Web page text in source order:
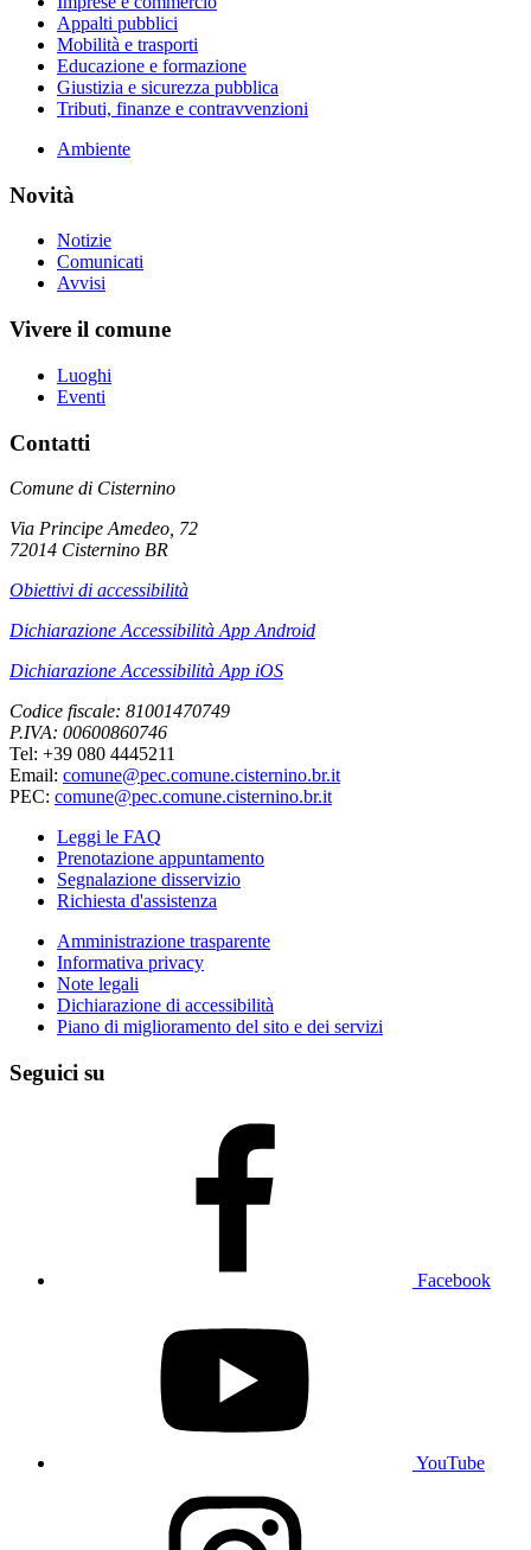
Appalti pubblici
Mobilità e trasporti
Educazione e formazione
Giustizia e sicurezza pubblica
Tributi, finanze e contravvenzioni
Ambiente
Novità
Notizie
Comunicati
Avvisi
Vivere il comune
Luoghi
Eventi
Contatti
Comune di Cisternino
Via Principe Amedeo, 72
72014 Cisternino BR
Obiettivi di accessibilità
Dichiarazione Accessibilità App Android
Dichiarazione Accessibilità App iOS
Codice fiscale: 81001470749
P.IVA: 00600860746
Tel: +39 080 4445211
Email: comune@pec.comune.cisternino.br.it
PEC: comune@pec.comune.cisternino.br.it
Leggi le FAQ
Prenotazione appuntamento
Segnalazione disservizio
Richiesta d'assistenza
Amministrazione trasparente
Informativa privacy
Note legali
Dichiarazione di accessibilità
Piano di miglioramento del sito e dei servizi
Seguici su
Facebook
YouTube